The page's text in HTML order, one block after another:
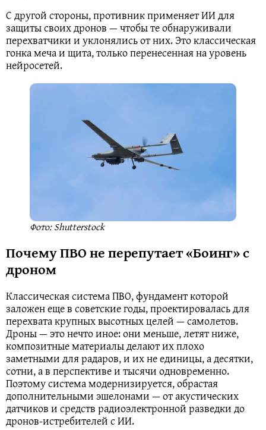
С другой стороны, противник применяет ИИ для
защиты своих дронов — чтобы те обнаруживали
перехватчики и уклонялись от них. Это классическая
гонка меча и щита, только перенесенная на уровень
нейросетей.
Фото: Shutterstock
Почему ПВО не перепутает «Боинг» с
дроном
Классическая система ПВО, фундамент которой
заложен еще в советские годы, проектировалась для
перехвата крупных высотных целей — самолетов.
Дроны — это нечто иное: они меньше, летят ниже,
композитные материалы делают их плохо
заметными для радаров, и их не единицы, а десятки,
сотни, а в перспективе и тысячи одновременно.
Поэтому система модернизируется, обрастая
дополнительными эшелонами — от акустических
датчиков и средств радиоэлектронной разведки до
дронов-истребителей с ИИ.